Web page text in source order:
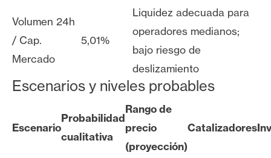
Volumen 24h
/ Cap.
Mercado
5,01%
Liquidez adecuada para
operadores medianos;
bajo riesgo de
deslizamiento
Escenarios y niveles probables
Escenario
Probabilidad
cualitativa
Rango de
precio
(proyección)
Catalizadores